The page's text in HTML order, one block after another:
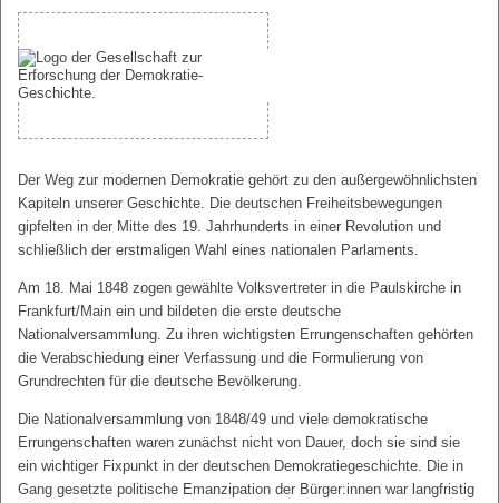
Der Weg zur modernen Demokratie gehört zu den außergewöhnlichsten
Kapiteln unserer Geschichte. Die deutschen Freiheitsbewegungen
gipfelten in der Mitte des 19. Jahrhunderts in einer Revolution und
schließlich der erstmaligen Wahl eines nationalen Parlaments.
Am 18. Mai 1848 zogen gewählte Volksvertreter in die Paulskirche in
Frankfurt/Main ein und bildeten die erste deutsche
Nationalversammlung. Zu ihren wichtigsten Errungenschaften gehörten
die Verabschiedung einer Verfassung und die Formulierung von
Grundrechten für die deutsche Bevölkerung.
Die Nationalversammlung von 1848/49 und viele demokratische
Errungenschaften waren zunächst nicht von Dauer, doch sie sind sie
ein wichtiger Fixpunkt in der deutschen Demokratiegeschichte. Die in
Gang gesetzte politische Emanzipation der Bürger:innen war langfristig